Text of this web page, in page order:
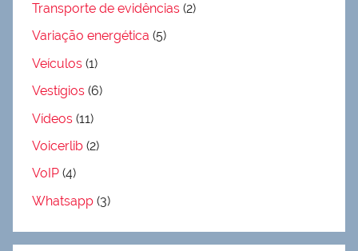
Transporte de evidências (2)
Variação energética (5)
Veículos (1)
Vestígios (6)
Vídeos (11)
Voicerlib (2)
VoIP (4)
Whatsapp (3)